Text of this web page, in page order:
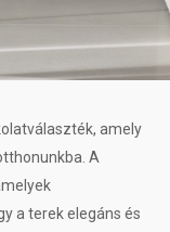
amely
A
a terek elegáns és